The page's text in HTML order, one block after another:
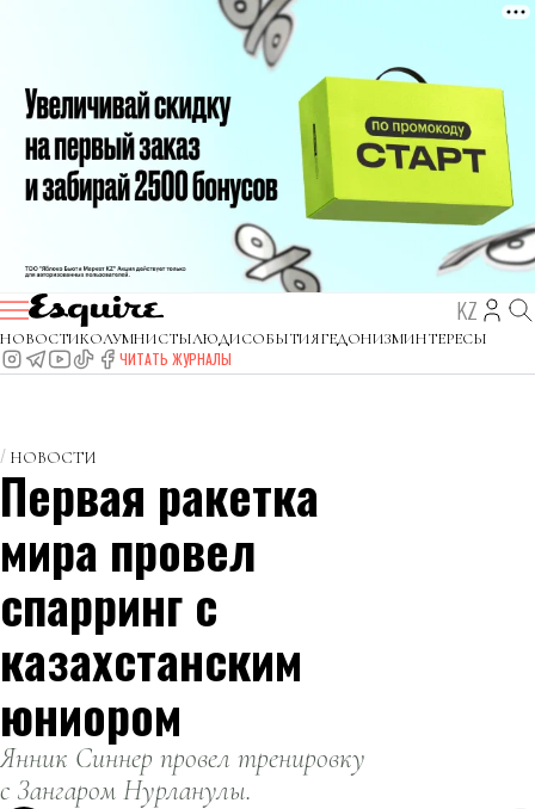
KZ
НОВОСТИКОЛУМНИСТЫЛЮДИСОБЫТИЯГЕДОНИЗМИНТЕРЕСЫ
ЧИТАТЬ ЖУРНАЛЫ
НОВОСТИ
Первая ракетка
мира провел
спарринг с
казахстанским
юниором
Янник Синнер провел тренировку
с Зангаром Нурланулы.